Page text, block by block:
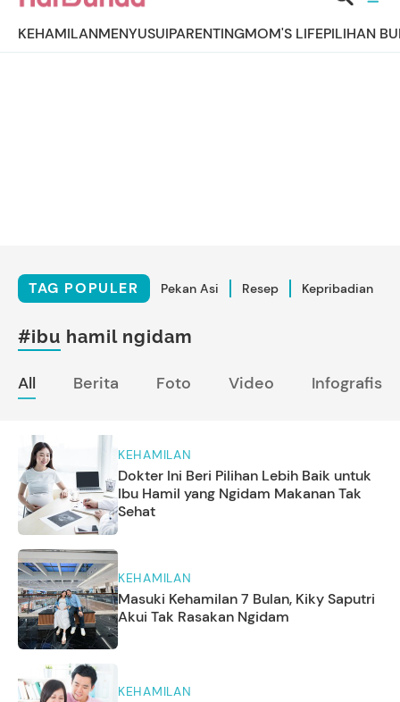
KEHAMILANMENYUSUIPARENTINGMOM'S LIFEPILIHAN
TAG POPULER Pekan Asi Resep Kepribadian
#ibu hamil ngidam
All Berita Foto Video Infografis
KEHAMILAN
Dokter Ini Beri Pilihan Lebih Baik untuk
Ibu Hamil yang Ngidam Makanan Tak
Sehat
KEHAMILAN
Masuki Kehamilan 7 Bulan, Kiky Saputri
Akui Tak Rasakan Ngidam
KEHAMILAN